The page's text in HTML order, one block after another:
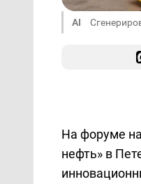
AI
На форуме
нефть» в